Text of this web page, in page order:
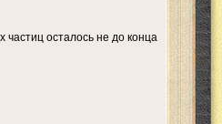
осталось не до конца